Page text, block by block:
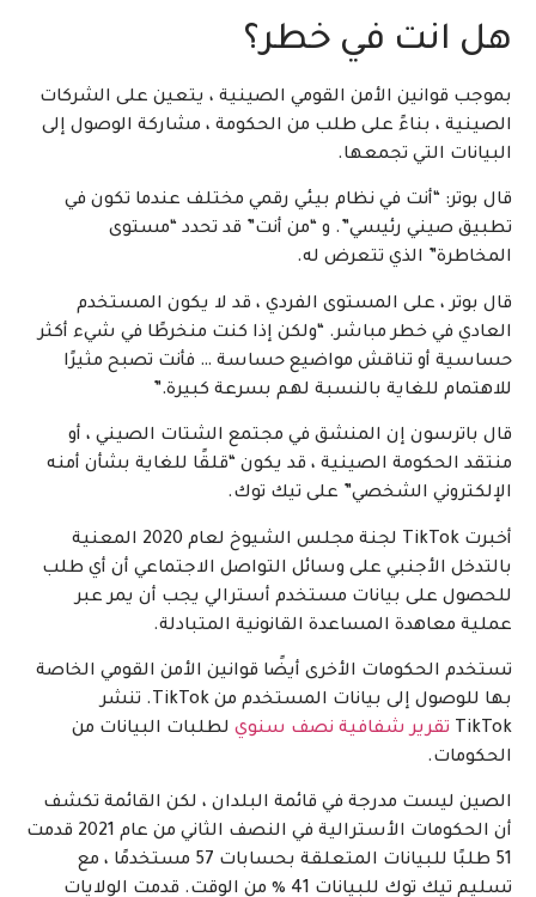
هل انت في خطر؟
بموجب قوانين الأمن القومي الصينية ، يتعين على الشركات
الصينية ، بناءً على طلب من الحكومة ، مشاركة الوصول إلى
البيانات التي تجمعها.
قال بوتر: “أنت في نظام بيئي رقمي مختلف عندما تكون في
تطبيق صيني رئيسي”. و “من أنت” قد تحدد “مستوى
المخاطرة” الذي تتعرض له.
قال بوتر ، على المستوى الفردي ، قد لا يكون المستخدم
العادي في خطر مباشر. “ولكن إذا كنت منخرطًا في شيء أكثر
حساسية أو تناقش مواضيع حساسة … فأنت تصبح مثيرًا
للاهتمام للغاية بالنسبة لهم بسرعة كبيرة.”
قال باترسون إن المنشق في مجتمع الشتات الصيني ، أو
منتقد الحكومة الصينية ، قد يكون “قلقًا للغاية بشأن أمنه
الإلكتروني الشخصي” على تيك توك.
أخبرت TikTok لجنة مجلس الشيوخ لعام 2020 المعنية
بالتدخل الأجنبي على وسائل التواصل الاجتماعي أن أي طلب
للحصول على بيانات مستخدم أسترالي يجب أن يمر عبر
عملية معاهدة المساعدة القانونية المتبادلة.
تستخدم الحكومات الأخرى أيضًا قوانين الأمن القومي الخاصة
بها للوصول إلى بيانات المستخدم من TikTok. تنشر
TikTok تقرير شفافية نصف سنوي لطلبات البيانات من
الحكومات.
الصين ليست مدرجة في قائمة البلدان ، لكن القائمة تكشف
أن الحكومات الأسترالية في النصف الثاني من عام 2021 قدمت
51 طلبًا للبيانات المتعلقة بحسابات 57 مستخدمًا ، مع
تسليم تيك توك للبيانات 41 ٪ من الوقت. قدمت الولايات